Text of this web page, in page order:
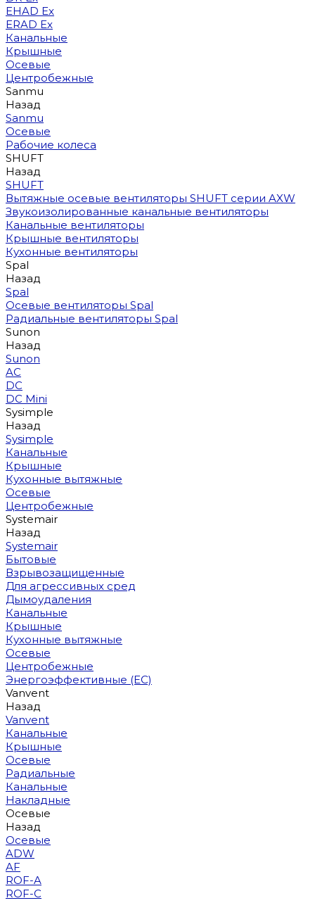
EHAD Ex
ERAD Ex
Канальные
Крышные
Осевые
Центробежные
Sanmu
Назад
Sanmu
Осевые
Рабочие колеса
SHUFT
Назад
SHUFT
Вытяжные осевые вентиляторы SHUFT серии AXW
Звукоизолированные канальные вентиляторы
Канальные вентиляторы
Крышные вентиляторы
Кухонные вентиляторы
Spal
Назад
Spal
Осевые вентиляторы Spal
Радиальные вентиляторы Spal
Sunon
Назад
Sunon
AC
DC
DC Mini
Sysimple
Назад
Sysimple
Канальные
Крышные
Кухонные вытяжные
Осевые
Центробежные
Systemair
Назад
Systemair
Бытовые
Взрывозащищенные
Для агрессивных сред
Дымоудаления
Канальные
Крышные
Кухонные вытяжные
Осевые
Центробежные
Энергоэффективные (EC)
Vanvent
Назад
Vanvent
Канальные
Крышные
Осевые
Радиальные
Канальные
Накладные
Осевые
Назад
Осевые
ADW
AF
ROF-A
ROF-C